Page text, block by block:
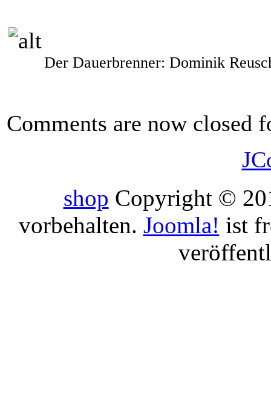
Der Dauerbrenner: Dominik
Comments are now closed
shop Copyright ©
vorbehalten. Joomla! ist